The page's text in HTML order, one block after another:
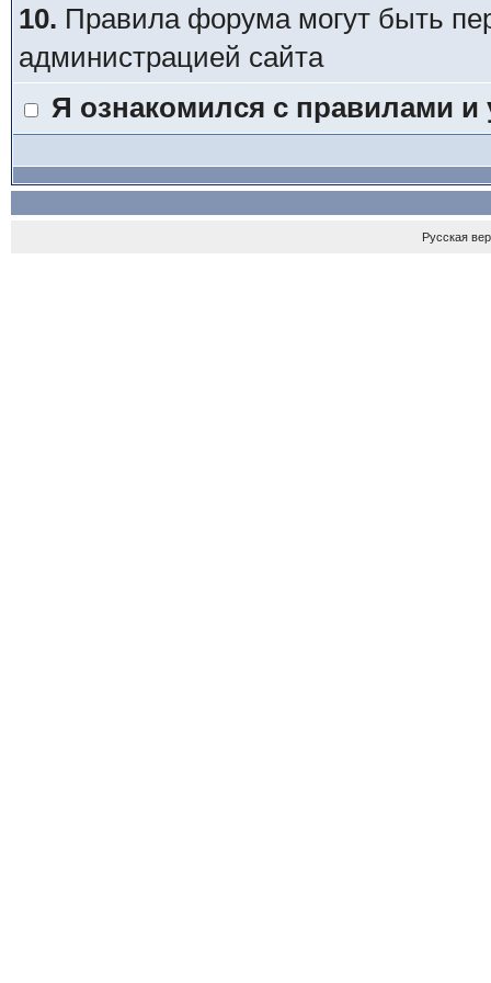
10. Правила форума могут быть
администрацией сайта
Я ознакомился с правилами
Русская